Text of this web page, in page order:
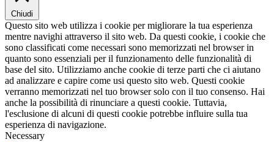
Chiudi
Questo sito web utilizza i cookie per migliorare la tua esperienza
mentre navighi attraverso il sito web. Da questi cookie, i cookie che
sono classificati come necessari sono memorizzati nel browser in
quanto sono essenziali per il funzionamento delle funzionalità di
base del sito. Utilizziamo anche cookie di terze parti che ci aiutano
ad analizzare e capire come usi questo sito web. Questi cookie
verranno memorizzati nel tuo browser solo con il tuo consenso. Hai
anche la possibilità di rinunciare a questi cookie. Tuttavia,
l'esclusione di alcuni di questi cookie potrebbe influire sulla tua
esperienza di navigazione.
Necessary